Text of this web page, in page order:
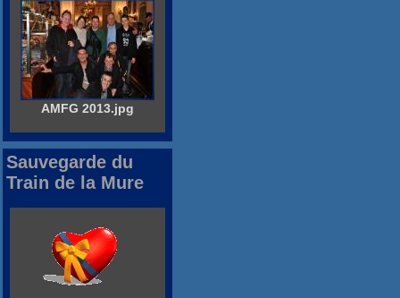
AMFG 2013.jpg
Sauvegarde du
Train de la Mure